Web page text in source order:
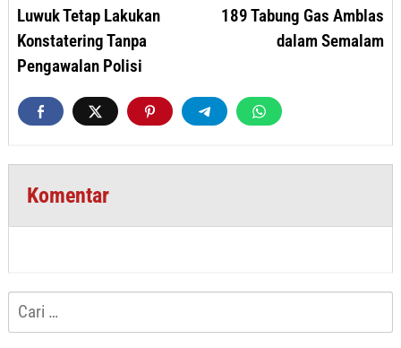
Luwuk Tetap Lakukan
Konstatering Tanpa
Pengawalan Polisi
189 Tabung Gas Amblas
dalam Semalam
Komentar
Cari
untuk: